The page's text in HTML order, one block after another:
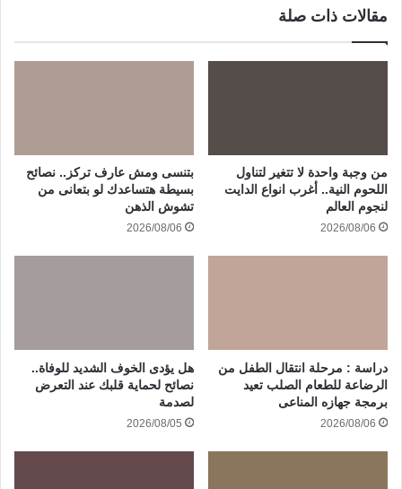
مقالات ذات صلة
من وجبة واحدة لا تتغير لتناول
اللحوم النية.. أغرب انواع الدايت
لنجوم العالم
2026/08/06
بتنسى ومش عارف تركز.. نصائح
بسيطة هتساعدك لو بتعانى من
تشوش الذهن
2026/08/06
دراسة : مرحلة انتقال الطفل من
الرضاعة للطعام الصلب تعيد
برمجة جهازه المناعى
2026/08/06
هل يؤدى الخوف الشديد للوفاة..
نصائح لحماية قلبك عند التعرض
لصدمة
2026/08/05